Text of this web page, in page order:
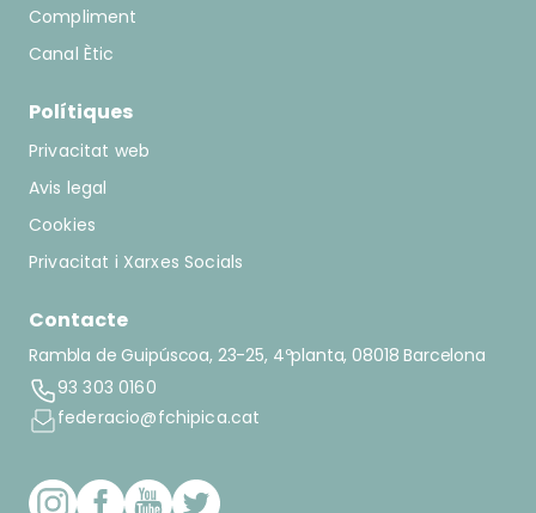
Compliment
Canal Ètic
Polítiques
Privacitat web
Avis legal
Cookies
Privacitat i Xarxes Socials
Contacte
Rambla de Guipúscoa, 23-25, 4ºplanta, 08018 Barcelona
93 303 0160
federacio@fchipica.cat